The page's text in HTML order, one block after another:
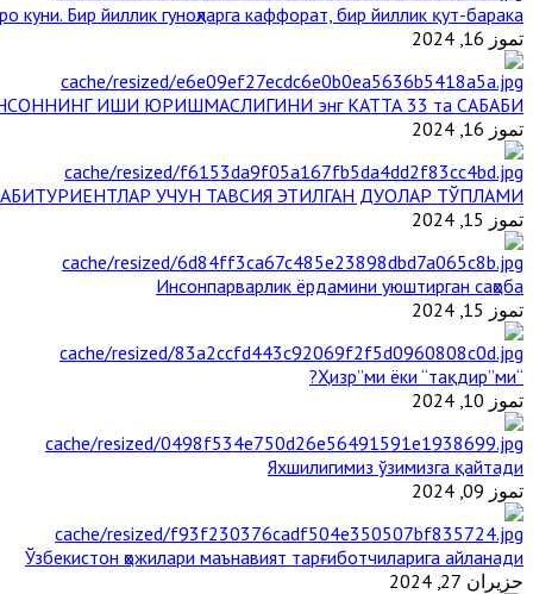
куни. Бир йиллик гуноҳларга каффорат, бир йиллик қут-барака
تموز 16, 2024
ИШИ ЮРИШМАСЛИГИНИ энг КАТТА 33 та САБАБИ
تموز 16, 2024
АБИТУРИЕНТЛАР УЧУН ТАВСИЯ ЭТИЛГАН ДУОЛАР ТЎПЛАМИ
تموز 15, 2024
Инсонпарварлик ёрдамини уюштирган саҳоба
تموز 15, 2024
“Ҳизр”ми ёки “тақдир”ми?
تموز 10, 2024
Яхшилигимиз ўзимизга қайтади
تموز 09, 2024
Ўзбекистон ҳожилари маънавият тарғиботчиларига айланади
حزيران 27, 2024